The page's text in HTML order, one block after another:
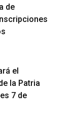
de
el
la Patria
7 de